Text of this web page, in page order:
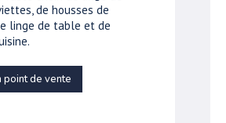
de housses de
linge de table et de
point de vente